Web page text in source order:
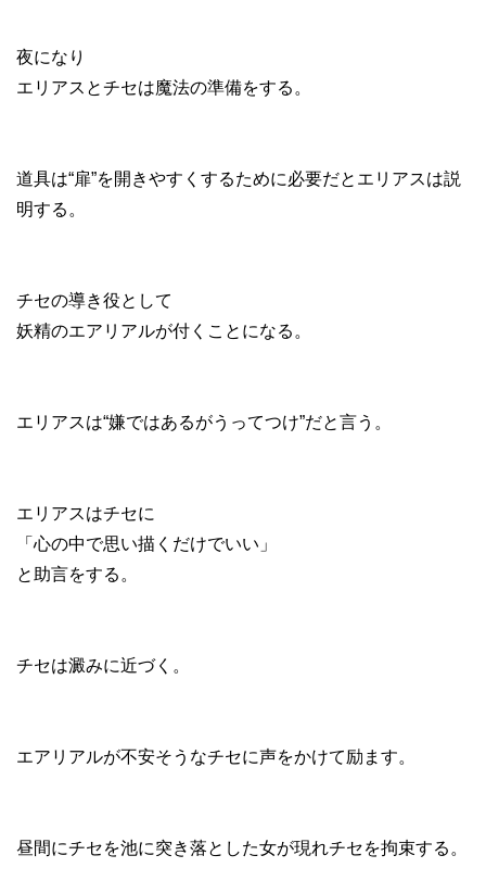
夜になり
エリアスとチセは魔法の準備をする。
道具は“扉”を開きやすくするために必要だとエリアスは説
明する。
チセの導き役として
妖精のエアリアルが付くことになる。
エリアスは“嫌ではあるがうってつけ”だと言う。
エリアスはチセに
「心の中で思い描くだけでいい」
と助言をする。
チセは澱みに近づく。
エアリアルが不安そうなチセに声をかけて励ます。
昼間にチセを池に突き落とした女が現れチセを拘束する。